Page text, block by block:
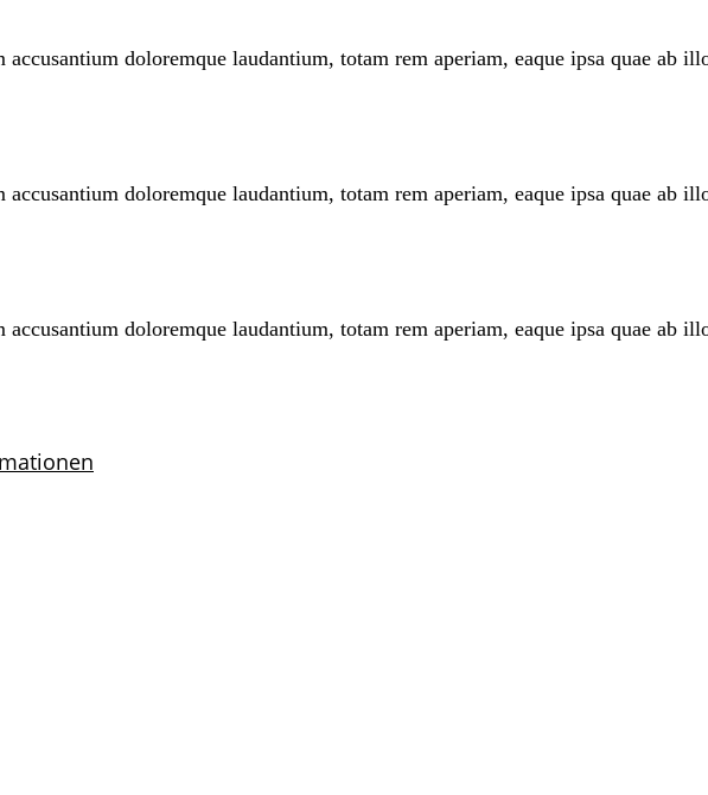
doloremque laudantium, totam rem aperiam, eaque ipsa quae ab
doloremque laudantium, totam rem aperiam, eaque ipsa quae ab
doloremque laudantium, totam rem aperiam, eaque ipsa quae ab